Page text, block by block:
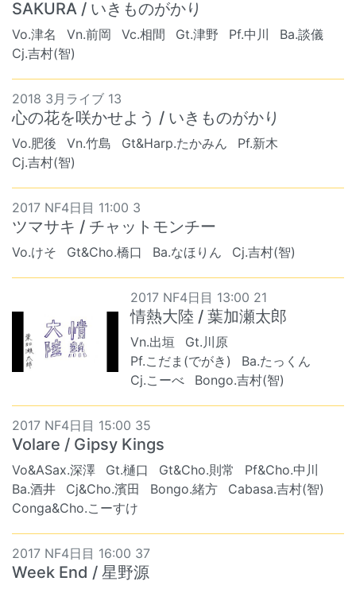
SAKURA / いきものがかり
Vo.津名 Vn.前岡 Vc.相間 Gt.津野 Pf.中川
Ba.談儀
Cj.吉村(智)
2018 3月ライブ 13
心の花を咲かせよう / いきものがかり
Vo.肥後 Vn.竹島 Gt&Harp.たかみん
Pf.新木
Cj.吉村(智)
2017 NF4日目 11:00 3
ツマサキ / チャットモンチー
Vo.けそ Gt&Cho.橋口 Ba.なほりん Cj.吉村(智)
2017 NF4日目 13:00 21
情熱大陸 / 葉加瀬太郎
Vn.出垣
Gt.川原
Pf.こだま(でがき)
Ba.たっくん
Cj.こーべ
Bongo.吉村(智)
2017 NF4日目 15:00 35
Volare / Gipsy Kings
Vo&ASax.深澤 Gt.樋口 Gt&Cho.則常
Pf&Cho.中川
Ba.酒井
Cj&Cho.濱田 Bongo.緒方
Cabasa.吉村(智)
Conga&Cho.こーすけ
2017 NF4日目 16:00 37
Week End / 星野源